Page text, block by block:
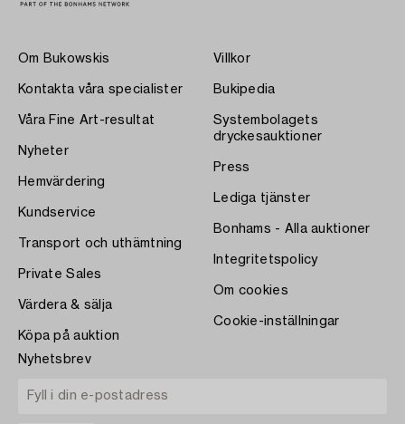
Om Bukowskis
Kontakta våra specialister
Våra Fine Art-resultat
Nyheter
Hemvärdering
Kundservice
Transport och uthämtning
Private Sales
Värdera & sälja
Köpa på auktion
Villkor
Bukipedia
Systembolagets
dryckesauktioner
Press
Lediga tjänster
Bonhams - Alla auktioner
Integritetspolicy
Om cookies
Cookie-inställningar
Nyhetsbrev